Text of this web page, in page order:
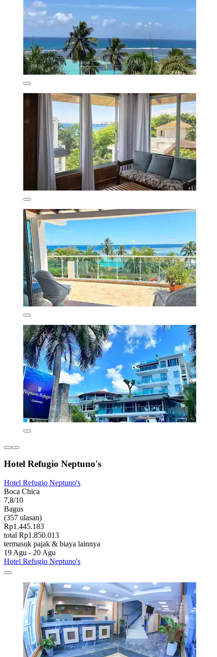
Hotel Refugio Neptuno's
Hotel Refugio Neptuno's
Boca Chica
7,8/10
Bagus
(357 ulasan)
Rp1.445.183
total Rp1.850.013
termasuk pajak & biaya lainnya
19 Agu - 20 Agu
Hotel Refugio Neptuno's